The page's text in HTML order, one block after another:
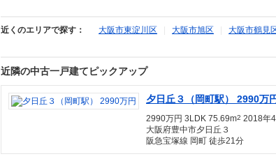
近くのエリアで探す： 大阪市東淀川区 大阪市旭区 大阪市鶴見
近隣の中古一戸建てピックアップ
夕日丘３（岡町駅） 2990万
2990万円 3LDK 75.69m2 2018年
大阪府豊中市夕日丘３
阪急宝塚線 岡町 徒歩21分